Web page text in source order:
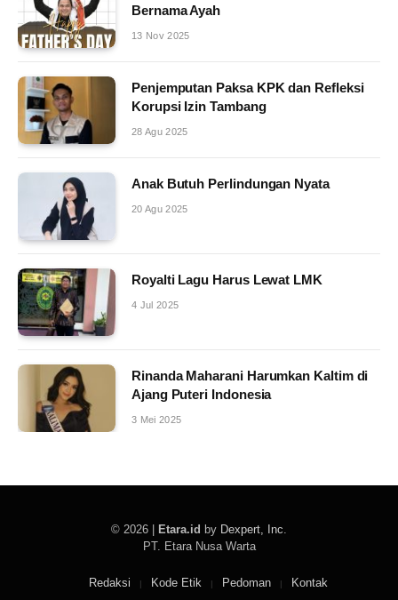
Bernama Ayah
13 Nov 2025
Penjemputan Paksa KPK dan Refleksi
Korupsi Izin Tambang
28 Agu 2025
Anak Butuh Perlindungan Nyata
20 Agu 2025
Royalti Lagu Harus Lewat LMK
4 Jul 2025
Rinanda Maharani Harumkan Kaltim di
Ajang Puteri Indonesia
3 Mei 2025
© 2026 | Etara.id by Dexpert, Inc
PT. Etara Nusa Warta
Redaksi Kode Etik Pedoman Kontak